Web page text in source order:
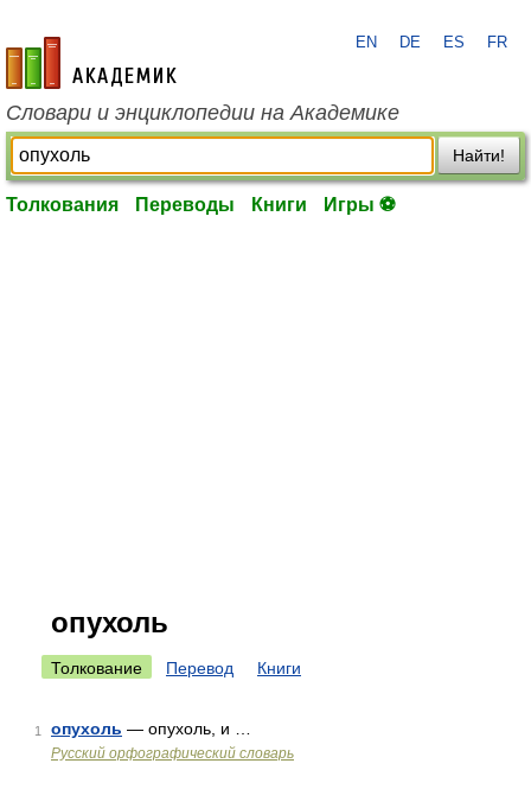
academic.ru
EN DE ES FR
Словари и энциклопедии на Академике
Найти!
Толкования Переводы Книги Игры ⚽
опухоль
Толкование Перевод Книги
1 опухоль — опухоль, и …
Русский орфографический словарь